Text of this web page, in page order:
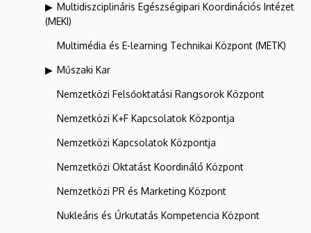
Multidiszciplináris Egészségipari Koordinációs Intézet
(MEKI)
Multimédia és E-learning Technikai Központ (METK)
Műszaki Kar
Nemzetközi Felsőoktatási Rangsorok Központ
Nemzetközi K+F Kapcsolatok Központja
Nemzetközi Kapcsolatok Központja
Nemzetközi Oktatást Koordináló Központ
Nemzetközi PR és Marketing Központ
Nukleáris és Űrkutatás Kompetencia Központ